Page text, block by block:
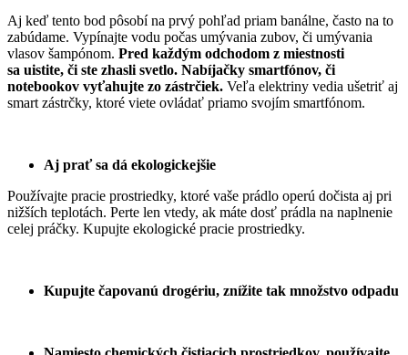
Aj keď tento bod pôsobí na prvý pohľad priam banálne, často na to
zabúdame. Vypínajte vodu počas umývania zubov, či umývania
vlasov šampónom. Pred každým odchodom z miestnosti
sa uistite, či ste zhasli svetlo. Nabíjačky smartfónov, či
notebookov vyťahujte zo zástrčiek. Veľa elektriny vedia ušetriť aj
smart zástrčky, ktoré viete ovládať priamo svojím smartfónom.
Aj prať sa dá ekologickejšie
Používajte pracie prostriedky, ktoré vaše prádlo operú dočista aj pri
nižších teplotách. Perte len vtedy, ak máte dosť prádla na naplnenie
celej práčky. Kupujte ekologické pracie prostriedky.
Kupujte čapovanú drogériu, znížite tak množstvo odpadu